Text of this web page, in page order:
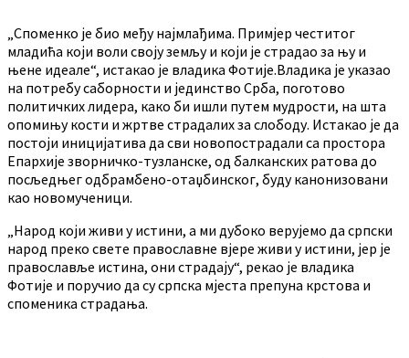
„Споменко је био међу најмлађима. Примјер честитог
младића који воли своју земљу и који је страдао за њу и
њене идеале“, истакао је владика Фотије.Владика је указао
на потребу саборности и јединство Срба, поготово
политичких лидера, како би ишли путем мудрости, на шта
опомињу кости и жртве страдалих за слободу. Истакао је да
постоји иницијатива да сви новопострадали са простора
Епархије зворничко-тузланске, од балканских ратова до
посљедњег одбрамбено-отаџбинског, буду канонизовани
као новомученици.
„Народ који живи у истини, а ми дубоко верујемо да српски
народ преко свете православне вјере живи у истини, јер је
православље истина, они страдају“, рекао је владика
Фотије и поручио да су српска мјеста препуна крстова и
споменика страдања.